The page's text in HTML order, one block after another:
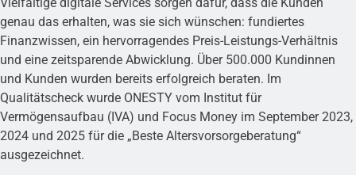
genau das erhalten, was sie sich wünschen: fundiertes
Finanzwissen, ein hervorragendes Preis-Leistungs-Verhältnis
und eine zeitsparende Abwicklung. Über 500.000 Kundinnen
und Kunden wurden bereits erfolgreich beraten. Im
Qualitätscheck wurde ONESTY vom Institut für
Vermögensaufbau (IVA) und Focus Money im September 2023,
2024 und 2025 für die „Beste Altersvorsorgeberatung“
ausgezeichnet.